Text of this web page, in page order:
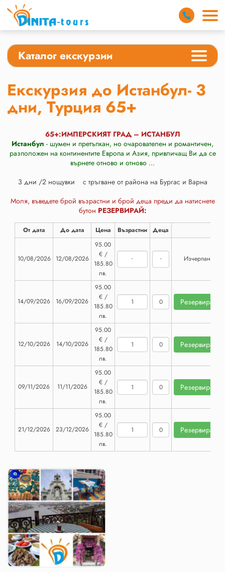
Каталог екскурзии
Екскурзия до Истанбул- 3
дни, Турция 65+
65+:ИМПЕРСКИЯТ ГРАД – ИСТАНБУЛ
Истанбул - шумен и претъпкан, но очарователен и романтичен,
разположен на континентите Европа и Азия, привличащ Ви да се
върнете отново и отново ...
3 дни /2 нощувки с тръгване от района на Бургас и Варна
Моля, въведете брой възрастни и брой деца преди да натиснете
бутон РЕЗЕРВИРАЙ:
От дата До дата Цена Възрастни Деца
10/08/2026 12/08/2026
95.00
€ /
185.80
лв.
- - Изчерпана
14/09/2026 16/09/2026
95.00
€ /
185.80
лв.
12/10/2026 14/10/2026
95.00
€ /
185.80
лв.
09/11/2026 11/11/2026
95.00
€ /
185.80
лв.
21/12/2026 23/12/2026
95.00
€ /
185.80
лв.